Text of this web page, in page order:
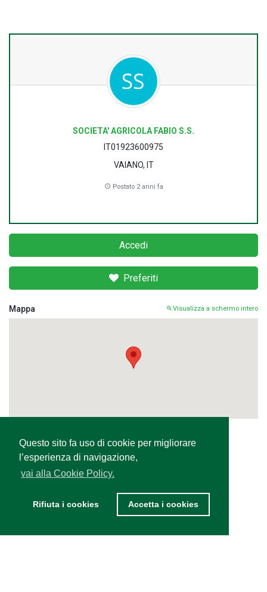
Questo sito fa uso di cookie per migliorare
l’esperienza di navigazione,
vai alla Cookie Policy.
Rifiuta i cookies Accetta i cookies
SOCIETA' AGRICOLA FABIO S.S.
IT01923600975
VAIANO, IT
Postato 2 anni fa
Accedi
Preferiti
Mappa Visualizza a schermo intero
Condividi